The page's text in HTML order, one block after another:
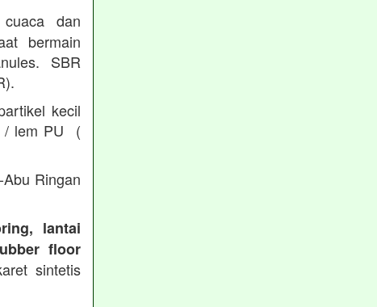
dan
bermain
SBR
kecil
/ lem PU (
Ringan
lantai
floor
sintetis